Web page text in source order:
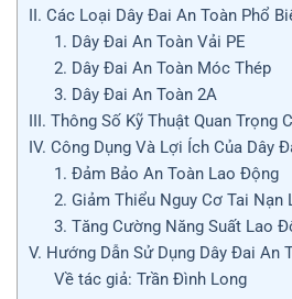
II. Các Loại Dây Đai An Toàn Phổ
1. Dây Đai An Toàn Vải PE
2. Dây Đai An Toàn Móc Thép
3. Dây Đai An Toàn 2A
III. Thông Số Kỹ Thuật Quan Trọng
IV. Công Dụng Và Lợi Ích Của Dây
1. Đảm Bảo An Toàn Lao Động
2. Giảm Thiểu Nguy Cơ Tai Nạn
3. Tăng Cường Năng Suất Lao
V. Hướng Dẫn Sử Dụng Dây Đai An
Về tác giả: Trần Đình Long